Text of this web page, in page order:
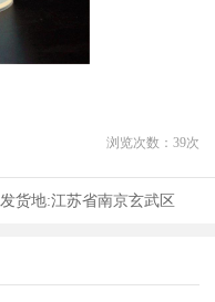
浏览次数： 39次
发货地:江苏省南京玄武区